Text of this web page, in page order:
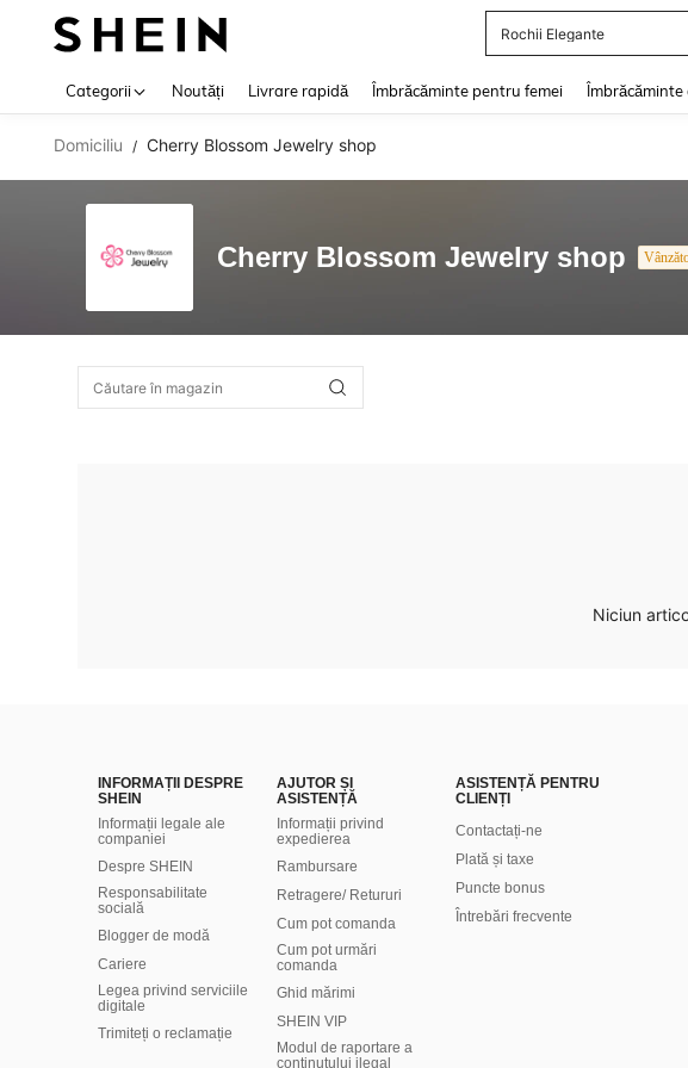
Rochii Elegante
Categorii Noutăți Livrare rapidă Îmbrăcăminte pentru femei Îmbrăcăminte
Domiciliu / Cherry Blossom Jewelry shop
Cherry Blossom Jewelry shop
Niciun
INFORMAȚII DESPRE
SHEIN
Informații legale ale
companiei
Despre SHEIN
Responsabilitate
socială
Blogger de modă
Cariere
Legea privind serviciile
digitale
Trimiteți o reclamație
AJUTOR ȘI
ASISTENȚĂ
Informații privind
expedierea
Rambursare
Retragere/ Retururi
Cum pot comanda
Cum pot urmări
comanda
Ghid mărimi
SHEIN VIP
Modul de raportare a
conținutului ilegal
ASISTENȚĂ PENTRU
CLIENȚI
Contactați-ne
Plată și taxe
Puncte bonus
Întrebări frecvente